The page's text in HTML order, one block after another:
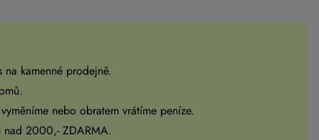
na kamenné prodejně.
nebo obratem vrátíme peníze.
nad 2000,- ZDARMA.